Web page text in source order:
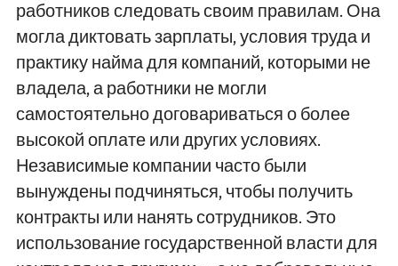
работников следовать своим правилам. Она
могла диктовать зарплаты, условия труда и
практику найма для компаний, которыми не
владела, а работники не могли
самостоятельно договариваться о более
высокой оплате или других условиях.
Независимые компании часто были
вынуждены подчиняться, чтобы получить
контракты или нанять сотрудников. Это
использование государственной власти для